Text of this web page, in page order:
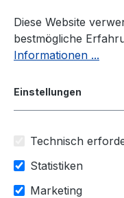
Zum Hauptinhalt
Panel-PC Größen
Diese Website
bestmögliche
Informationen ...
Einstellungen
Technisch
Statistiken
Marketing